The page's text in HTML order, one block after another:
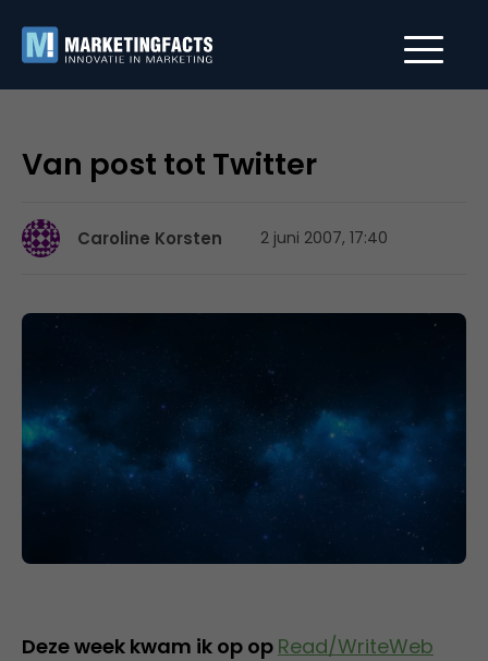
Van post tot Twitter
Caroline Korsten 2 juni 2007, 17:40
Deze week kwam ik op op Read/WriteWeb